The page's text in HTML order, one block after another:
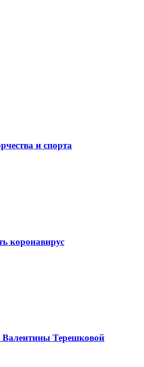
и спорта
коронавирус
Валентины Терешковой